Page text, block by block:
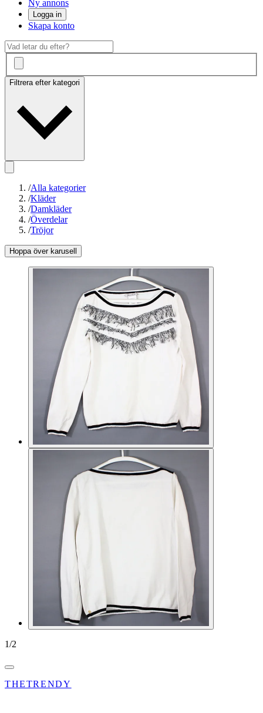
Ny annons
Logga in
Skapa konto
Filtrera efter kategori
/Alla kategorier
/Kläder
/Damkläder
/Överdelar
/Tröjor
Hoppa över karusell
1/2
THETRENDY